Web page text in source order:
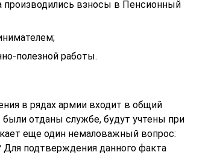
производились взносы в Пенсионный
полезной работы.
в рядах армии входит в общий
отданы службе, будут учтены при
еще один немаловажный вопрос:
подтверждения данного факта